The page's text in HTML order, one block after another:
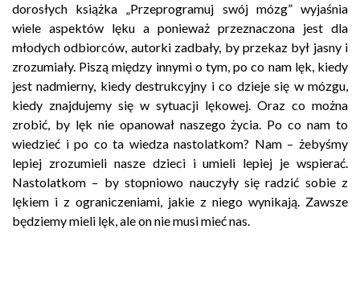
dorosłych książka „Przeprogramuj swój mózg” wyjaśnia
wiele aspektów lęku a ponieważ przeznaczona jest dla
młodych odbiorców, autorki zadbały, by przekaz był jasny i
zrozumiały. Piszą między innymi o tym, po co nam lęk, kiedy
jest nadmierny, kiedy destrukcyjny i co dzieje się w mózgu,
kiedy znajdujemy się w sytuacji lękowej. Oraz co można
zrobić, by lęk nie opanował naszego życia. Po co nam to
wiedzieć i po co ta wiedza nastolatkom? Nam – żebyśmy
lepiej zrozumieli nasze dzieci i umieli lepiej je wspierać.
Nastolatkom – by stopniowo nauczyły się radzić sobie z
lękiem i z ograniczeniami, jakie z niego wynikają. Zawsze
będziemy mieli lęk, ale on nie musi mieć nas.